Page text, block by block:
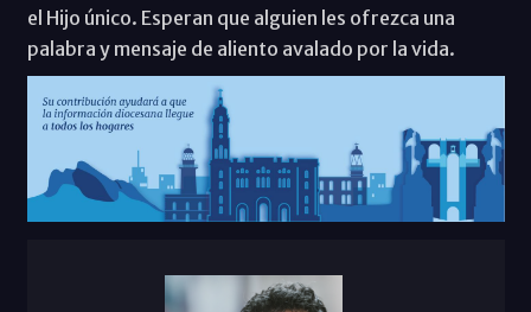
el Hijo único. Esperan que alguien les ofrezca una
palabra y mensaje de aliento avalado por la vida.